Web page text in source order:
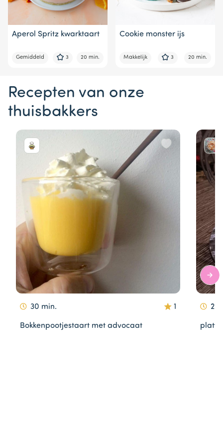
Aperol Spritz kwarktaart
Gemiddeld 3 20 min.
Cookie monster ijs
Makkelijk 3 20 min.
Recepten van onze
thuisbakkers
30 min. 1
Bokkenpootjestaart met advocaat
25
platte